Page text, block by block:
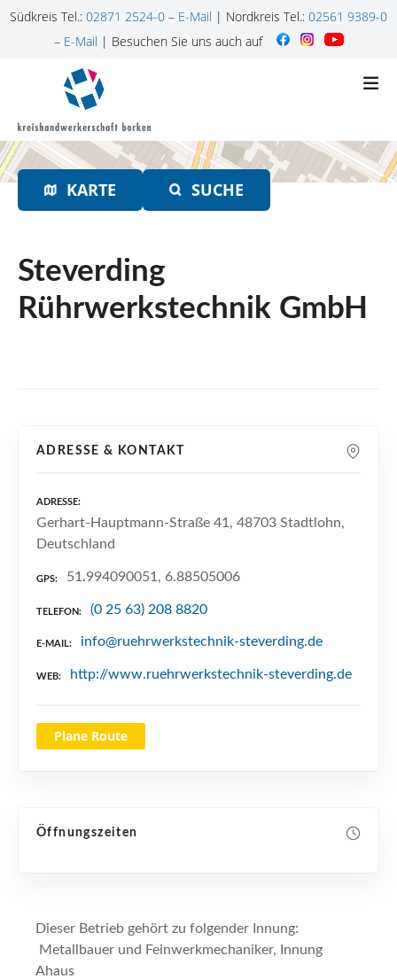
Südkreis Tel.: 02871 2524-0 – E-Mail | Nordkreis Tel.: 02561 9389-0
– E-Mail | Besuchen Sie uns auch auf
n
h
KARTE SUCHE
Steverding
Rührwerkstechnik GmbH
ADRESSE & KONTAKT
ADRESSE
Gerhart-Hauptmann-Straße 41, 48703 Stadtlohn,
Deutschland
GPS 51.994090051, 6.88505006
TELEFON (0 25 63) 208 8820
E-MAIL info@ruehrwerkstechnik-steverding.de
WEB http://www.ruehrwerkstechnik-steverding.de
Plane Route
Öffnungszeiten
Dieser Betrieb gehört zu folgender Innung:
Metallbauer und Feinwerkmechaniker, Innung
Ahaus